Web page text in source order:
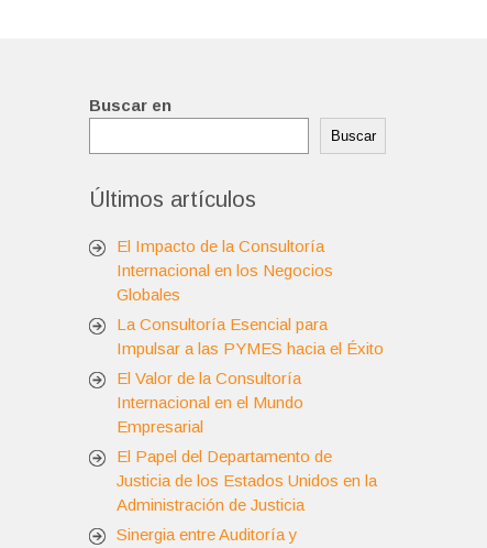
Buscar en
Buscar
Últimos artículos
El Impacto de la Consultoría
Internacional en los Negocios
Globales
La Consultoría Esencial para
Impulsar a las PYMES hacia el Éxito
El Valor de la Consultoría
Internacional en el Mundo
Empresarial
El Papel del Departamento de
Justicia de los Estados Unidos en la
Administración de Justicia
Sinergia entre Auditoría y